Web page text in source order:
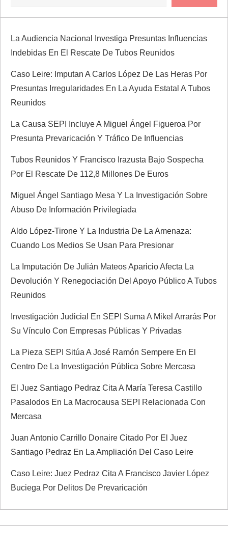
c
i
ó
n
d
e
e
n
t
r
a
d
s
La Audiencia Nacional Investiga Presuntas Influencias
Indebidas En El Rescate De Tubos Reunidos
Caso Leire: Imputan A Carlos López De Las Heras Por
Presuntas Irregularidades En La Ayuda Estatal A Tubos
Reunidos
La Causa SEPI Incluye A Miguel Ángel Figueroa Por
Presunta Prevaricación Y Tráfico De Influencias
Tubos Reunidos Y Francisco Irazusta Bajo Sospecha
Por El Rescate De 112,8 Millones De Euros
Miguel Ángel Santiago Mesa Y La Investigación Sobre
Abuso De Información Privilegiada
Aldo López-Tirone Y La Industria De La Amenaza:
Cuando Los Medios Se Usan Para Presionar
La Imputación De Julián Mateos Aparicio Afecta La
Devolución Y Renegociación Del Apoyo Público A Tubos
Reunidos
Investigación Judicial En SEPI Suma A Mikel Arrarás Por
Su Vínculo Con Empresas Públicas Y Privadas
La Pieza SEPI Sitúa A José Ramón Sempere En El
Centro De La Investigación Pública Sobre Mercasa
El Juez Santiago Pedraz Cita A María Teresa Castillo
Pasalodos En La Macrocausa SEPI Relacionada Con
Mercasa
Juan Antonio Carrillo Donaire Citado Por El Juez
Santiago Pedraz En La Ampliación Del Caso Leire
Caso Leire: Juez Pedraz Cita A Francisco Javier López
Buciega Por Delitos De Prevaricación